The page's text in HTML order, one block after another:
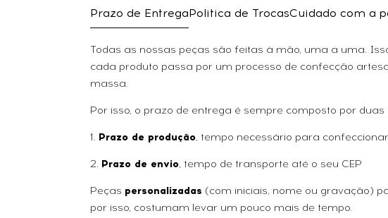
Prazo de EntregaPolitica de TrocasCuidado com a
Todas as nossas peças são feitas à mão, uma a uma.
cada produto passa por um processo de confecção
massa.
Por isso, o prazo de entrega é sempre composto por duas
1. Prazo de produção, tempo necessário para
2. Prazo de envio, tempo de transporte até o seu CEP
Peças personalizadas (com iniciais, nome ou gravação)
por isso, costumam levar um pouco mais de tempo.